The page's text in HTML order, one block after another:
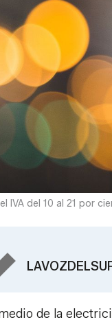
IVA del 10 al 21 por
de la